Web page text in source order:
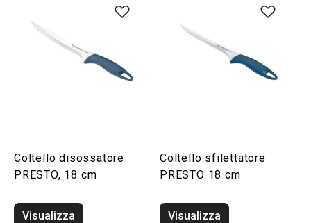
Coltello disossatore
PRESTO, 18 cm
Visualizza
Coltello sfilettatore
PRESTO 18 cm
Visualizza